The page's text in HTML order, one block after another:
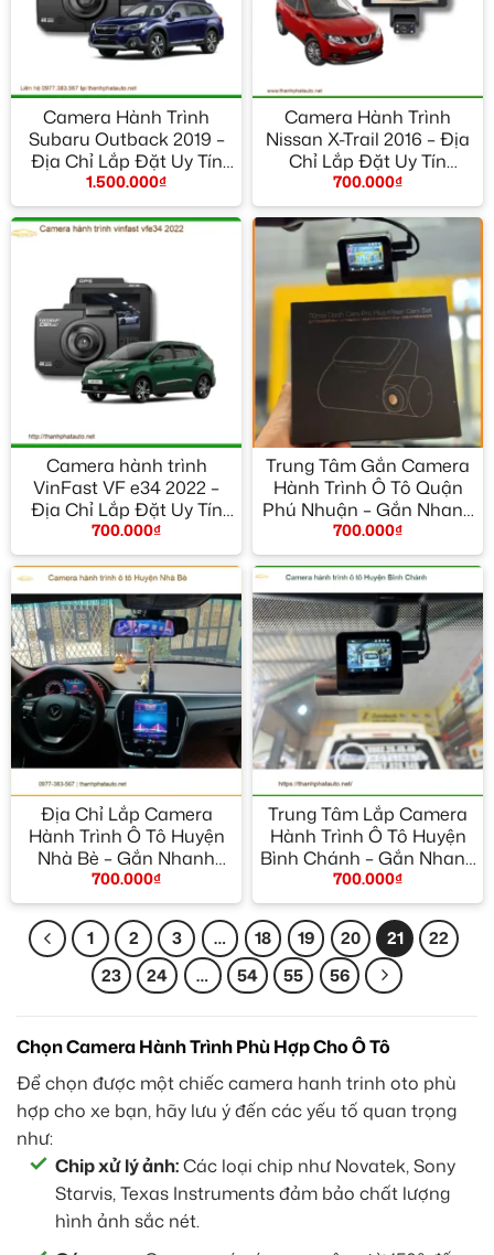
Camera Hành Trình
Subaru Outback 2019 –
Địa Chỉ Lắp Đặt Uy Tín
TPHCM
1.500.000₫
Camera Hành Trình
Nissan X-Trail 2016 – Địa
Chỉ Lắp Đặt Uy Tín
TPHCM
700.000₫
Camera hành trình
VinFast VF e34 2022 –
Địa Chỉ Lắp Đặt Uy Tín
TPHCM
700.000₫
Trung Tâm Gắn Camera
Hành Trình Ô Tô Quận
Phú Nhuận – Gắn Nhanh
Trong Ngày
700.000₫
Địa Chỉ Lắp Camera
Hành Trình Ô Tô Huyện
Nhà Bè – Gắn Nhanh
Trong Ngày
700.000₫
Trung Tâm Lắp Camera
Hành Trình Ô Tô Huyện
Bình Chánh – Gắn Nhanh
Trong Ngày
700.000₫
1 2 3 … 18 19 20 21
22
23
24 … 54 55 56
Chọn Camera Hành Trình Phù Hợp Cho Ô Tô
Để chọn được một chiếc camera hanh trinh oto phù
hợp cho xe bạn, hãy lưu ý đến các yếu tố quan trọng
như:
Chip xử lý ảnh:Các loại chip như Novatek, Sony
Starvis, Texas Instruments đảm bảo chất lượng
hình ảnh sắc nét.